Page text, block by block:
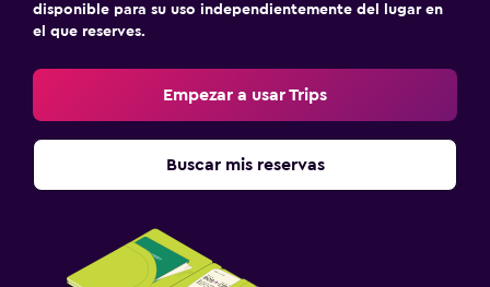
disponible para su uso independientemente del lugar en
el que reserves.
Empezar a usar Trips
Buscar mis reservas